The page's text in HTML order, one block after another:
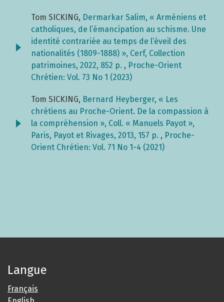
Tom SICKING, Dermarkar Salim, « Arméniens et
catholiques, de l’émancipation au schisme. Une
identité contrariée au temps de l’éveil des
nationalités (1809-1888) », Cerf, Collection
patrimoines, 2022, 852 p. , Proche-Orient
Chrétien: Vol. 73 No 1 (2023)
Tom SICKING, Bernard Heyberger, « Les
chrétiens au Proche-Orient. De la compassion à
la compréhension », Coll. « Manuels Payot »,
Paris, Payot et Rivages, 2013, 157 p. , Proche-
Orient Chrétien: Vol. 71 No 1-4 (2021)
Langue
Français